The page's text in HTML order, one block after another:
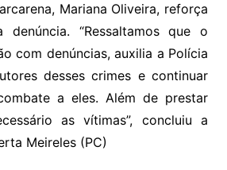
Mariana Oliveira, reforça
“Ressaltamos que o
com denúncias, auxilia a Polícia
desses crimes e continuar
a eles. Além de prestar
as vítimas”, concluiu a
Meireles (PC)